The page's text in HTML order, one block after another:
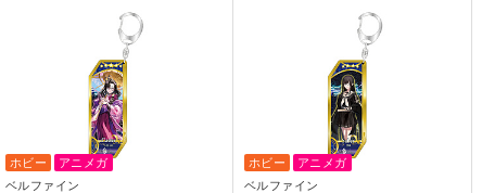
ホビー
アニメガ
ベルファイン
ホビー
アニメガ
ベルファイン